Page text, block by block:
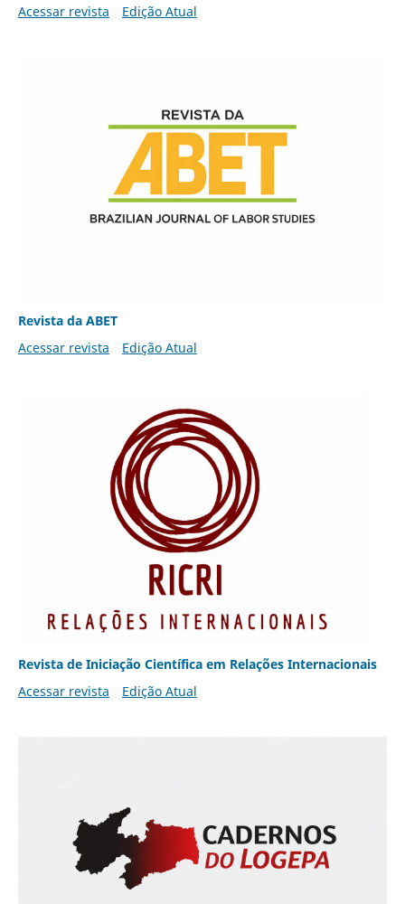
Acessar revista Edição Atual
Revista da ABET
Acessar revista
Edição Atual
Revista de Iniciação Científica em Relações Internacionais
Acessar revista
Edição Atual